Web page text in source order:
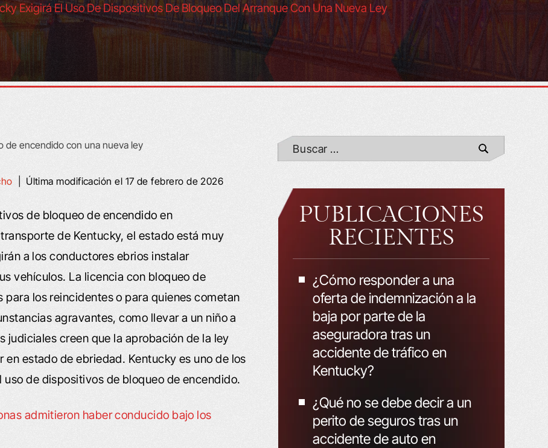
Exigirá El Uso De Dispositivos De Bloqueo Del Arranque Con Una Nueva Ley
Última modificación el 17 de febrero de 2026
de bloqueo de encendido en
de Kentucky, el estado está muy
a los conductores ebrios instalar
vehículos. La licencia con bloqueo de
los reincidentes o para quienes cometan
agravantes, como llevar a un niño a
judiciales creen que la aprobación de la ley
estado de ebriedad. Kentucky es uno de los
de dispositivos de bloqueo de encendido.
admitieron haber conducido bajo los
PUBLICACIONES
RECIENTES
¿Cómo responder a una
oferta de indemnización a la
baja por parte de la
aseguradora tras un
accidente de tráfico en
Kentucky?
¿Qué no se debe decir a un
perito de seguros tras un
accidente de auto en